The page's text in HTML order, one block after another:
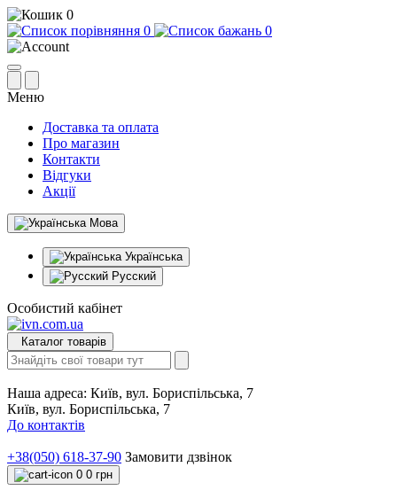
0
0
0
Меню
Доставка та оплата
Про магазин
Контакти
Відгуки
Акції
Мова
Українська
Русский
Особистий кабінет
Каталог товарів
Наша адреса: Київ, вул. Бориспільська, 7
Київ, вул. Бориспільська, 7
До контактів
+38(050) 618-37-90 Замовити дзвінок
0 0 грн